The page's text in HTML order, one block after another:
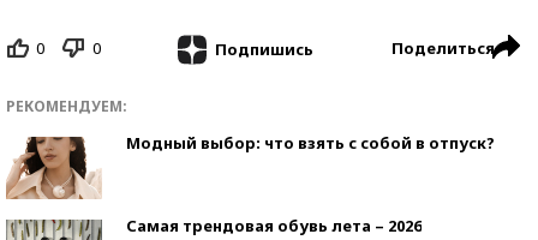
0 0 Подпишись Поделиться
РЕКОМЕНДУЕМ:
Модный выбор: что взять с собой в отпуск?
Самая трендовая обувь лета – 2026